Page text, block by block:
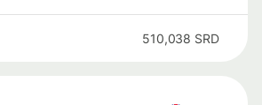
510,038 SRD